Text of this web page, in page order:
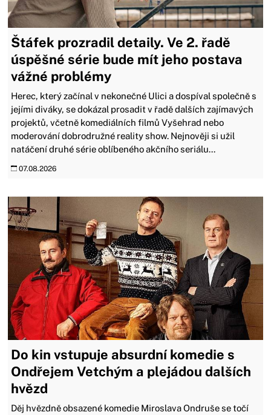
Štáfek prozradil detaily. Ve 2. řadě
úspěšné série bude mít jeho postava
vážné problémy
Herec, který začínal v nekonečné Ulici a dospíval společně s
jejími diváky, se dokázal prosadit v řadě dalších zajímavých
projektů, včetně komediálních filmů Vyšehrad nebo
moderování dobrodružné reality show. Nejnověji si užil
natáčení druhé série oblíbeného akčního seriálu...
07.08.2026
Do kin vstupuje absurdní komedie s
Ondřejem Vetchým a plejádou dalších
hvězd
Děj hvězdně obsazené komedie Miroslava Ondruše se točí